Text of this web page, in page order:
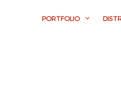
PORTFOLIO